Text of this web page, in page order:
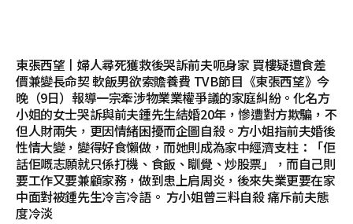
東張西望丨婦人尋死獲救後哭訴前夫呃身家 買樓疑遭食差
價兼變長命契 軟飯男欲索贍養費 TVB節目《東張西望》今
晚（9日）報導一宗牽涉物業業權爭議的家庭糾紛。化名方
小姐的女士哭訴與前夫鍾先生結婚20年，慘遭對方欺騙，不
但人財兩失，更因情緒困擾而企圖自殺。方小姐指前夫婚後
性情大變，變得好食懶做，而她則成為家中經濟支柱：「佢
話佢嘅志願就只係打機、食飯、瞓覺、炒股票」，而自己則
要工作又要兼顧家務，做到患上肩周炎，後來失業更要在家
中面對被鍾先生冷言冷語。 方小姐曾三料自殺 痛斥前夫態
度冷淡